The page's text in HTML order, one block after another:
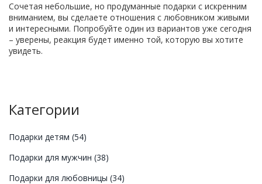
Сочетая небольшие, но продуманные подарки с искренним
вниманием, вы сделаете отношения с любовником живыми
и интересными. Попробуйте один из вариантов уже сегодня
– уверены, реакция будет именно той, которую вы хотите
увидеть.
Категории
Подарки детям (54)
Подарки для мужчин (38)
Подарки для любовницы (34)